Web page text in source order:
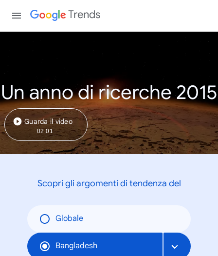
Trends
Un anno di ricerche 2015
Guarda il video
02:01
Scopri gli argomenti di tendenza del
Globale
Bangladesh